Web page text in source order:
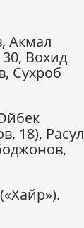
Акмал
Вохид
Сухроб
18), Расул